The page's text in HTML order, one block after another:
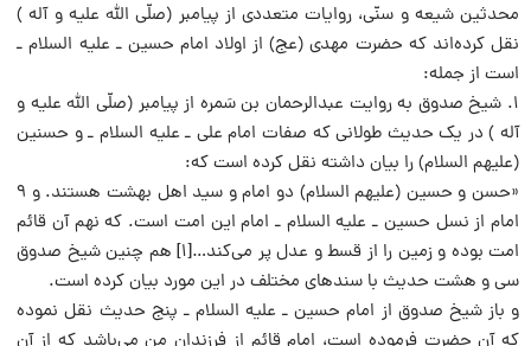
محدثین شیعه و سنّی، روایات متعددی از پیامبر (صلّی الله علیه و آله )
نقل کرده‌اند که حضرت مهدی (عج) از اولاد امام حسین ـ علیه السلام ـ
است از جمله:
۱. شیخ صدوق به روایت عبدالرحمان بن سَمره از پیامبر (صلّی الله علیه و
آله ) در یک حدیث طولانی که صفات امام علی ـ علیه السلام ـ و حسنین
(علیهم السلام) را بیان داشته نقل کرده است که:
«حسن و حسین (علیهم السلام) دو امام و سید اهل بهشت هستند. و ۹
امام از نسل حسین ـ علیه السلام ـ امام این امت است. که نهم آن قائم
امت بوده و زمین را از قسط و عدل پر می‌کند…[۱] هم چنین شیخ صدوق
سی و هشت حدیث با سندهای مختلف در این مورد بیان کرده است.
و باز شیخ صدوق از امام حسین ـ علیه السلام ـ پنج حدیث نقل نموده